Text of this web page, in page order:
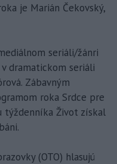
je Marián Čekovský,
seriáli/žánri
dramatickom seriáli
Zábavným
roka Srdce pre
týždenníka Život získal
(OTO) hlasujú